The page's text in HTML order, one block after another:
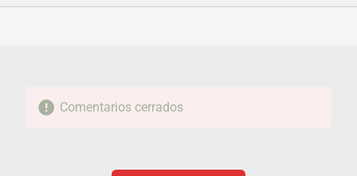
FACEBOOKTWITTERFLIPBOARD
E-
WHATSAPP
Comentarios cerrados